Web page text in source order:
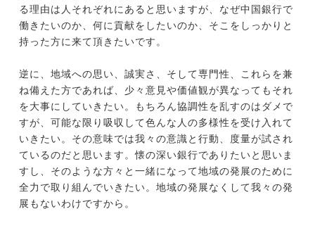
る理由は人それぞれにあると思いますが、なぜ中国銀行で
働きたいのか、何に貢献をしたいのか、そこをしっかりと
持った方に来て頂きたいです。
逆に、地域への思い、誠実さ、そして専門性、これらを兼
ね備えた方であれば、少々意見や価値観が異なってもそれ
を大事にしていきたい。もちろん協調性を乱すのはダメで
すが、可能な限り吸収して色んな人の多様性を受け入れて
いきたい。その意味では我々の意識と行動、度量が試され
ているのだと思います。懐の深い銀行でありたいと思いま
すし、そのような方々と一緒になって地域の発展のために
全力で取り組んでいきたい。地域の発展なくして我々の発
展もないわけですから。